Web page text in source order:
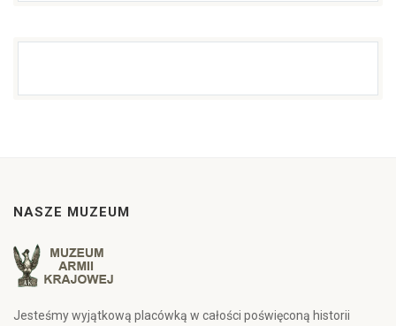
NASZE MUZEUM
Jesteśmy wyjątkową placówką w całości poświęconą historii